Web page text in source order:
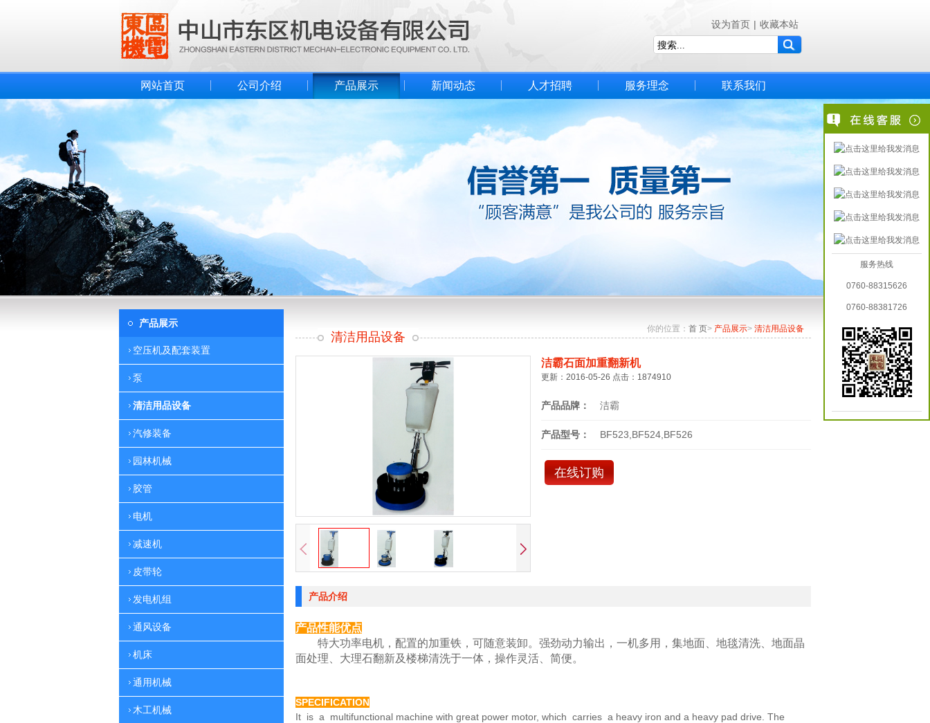
设为首页 | 收藏本站
网站首页 公司介绍 产品展示 新闻动态 人才招聘 服务理念 联系我们
产品展示
空压机及配套装置
泵
清洁用品设备
汽修装备
园林机械
胶管
电机
减速机
皮带轮
发电机组
通风设备
机床
通用机械
木工机械
你的位置： 首 页> 产品展示> 清洁用品设备
清洁用品设备
洁霸石面加重翻新机
更新：2016-05-26 点击：1874910
产品品牌： 洁霸
产品型号： BF523,BF524,BF526
在线订购
产品介绍
产品性能优点
特大功率电机，配置的加重铁，可随意装卸。强劲动力输出，一机多用，集地面、地毯清洗、地面晶
面处理、大理石翻新及楼梯清洗于一体，操作灵活、简便。
SPECIFICATION
It is a multifunctional machine with great power motor, which carries a heavy iron and a heavy pad drive. The
服务热线
0760-88315626
0760-88381726